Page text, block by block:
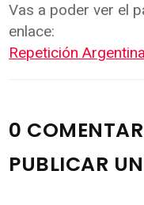
Vas a poder ver el
enlace:
Repetición
0
PUBLICAR